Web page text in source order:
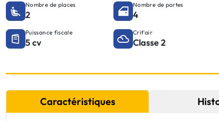
Nombre de places
2
Nombre de portes
4
Puissance fiscale
5 cv
Crit'air
Classe 2
Caractéristiques